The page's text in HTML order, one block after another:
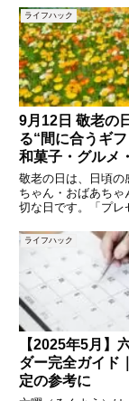
新しいことを始めた
ょうどよいタイミン
この日には、食に関
人との関係を見つめ
ライフハック
9月12日 敬老の
る“間に合うギフ
和菓子・グルメ
謝を伝えよう
敬老の日は、日頃の
ちゃん・おばあちゃ
切な日です。「プレ
に合うギフトはたく
す。和菓子やグル
かなフラワーギフト
場なら直前でも安心
イ
ライフハック
【2025年5月】
ダー完全ガイド
定の参考に